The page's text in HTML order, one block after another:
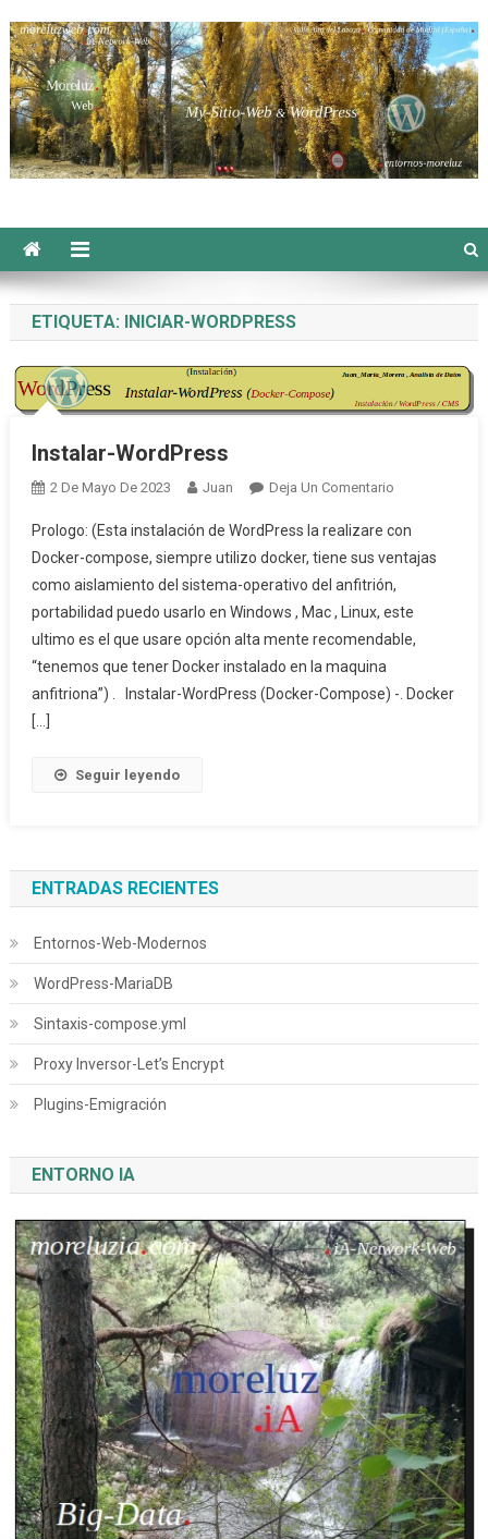
al
contenido
ETIQUETA: INICIAR-WORDPRESS
Instalar-WordPress
2 De Mayo De 2023 Juan Deja Un ComentarioEn
WordPress
Prologo: (Esta instalación de WordPress la realizare con
Docker-compose, siempre utilizo docker, tiene sus ventajas
como aislamiento del sistema-operativo del anfitrión,
portabilidad puedo usarlo en Windows , Mac , Linux, este
ultimo es el que usare opción alta mente recomendable,
“tenemos que tener Docker instalado en la maquina
anfitriona”) . Instalar-WordPress (Docker-Compose) -. Docker
[…]
Seguir leyendo
ENTRADAS RECIENTES
Entornos-Web-Modernos
WordPress-MariaDB
Sintaxis-compose.yml
Proxy Inversor-Let’s Encrypt
Plugins-Emigración
ENTORNO IA